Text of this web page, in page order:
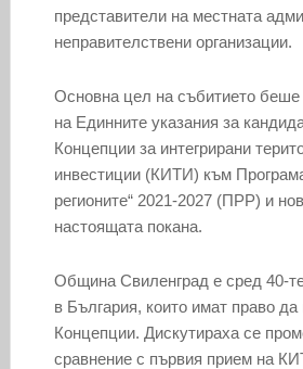
представители на местната
неправителствени организации.
Основна цел на събитието беше
на Единните указания за
Концепции за интегрирани
инвестиции (КИТИ) към
регионите“ 2021-2027 (ПРР) и
настоящата покана.
Община Свиленград е сред 40-
в България, които имат право да
Концепции. Дискутираха се
сравнение с първия прием на